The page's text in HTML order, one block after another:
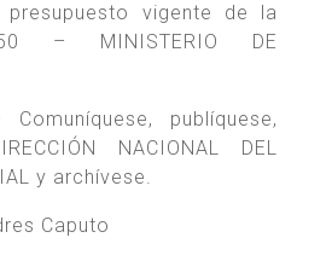
vigente de la
– MINISTERIO DE
Comuníquese, publíquese,
NACIONAL DEL
y archívese.
Caputo